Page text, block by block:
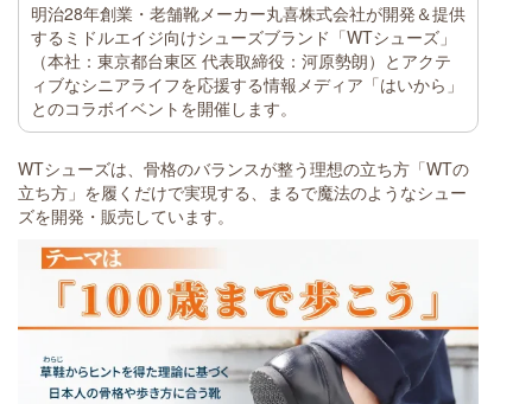
明治28年創業・老舗靴メーカー丸喜株式会社が開発＆提供
するミドルエイジ向けシューズブランド「WTシューズ」
（本社：東京都台東区 代表取締役：河原勢朗）とアクテ
ィブなシニアライフを応援する情報メディア「はいから」
とのコラボイベントを開催します。
WTシューズは、骨格のバランスが整う理想の立ち方「WTの
立ち方」を履くだけで実現する、まるで魔法のようなシュー
ズを開発・販売しています。